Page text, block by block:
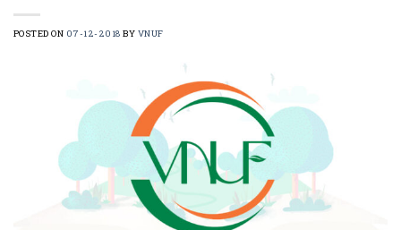
POSTED ON 07-12-2018 BY VNUF